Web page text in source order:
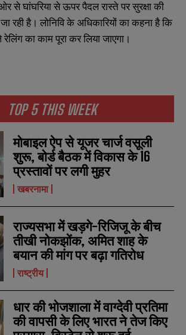
TOP 5 THIS WEEK
मोबाइल ऐप से यूजर चार्ज वसूली
शुरू, बोर्ड बैठक में विकास के 16
प्रस्तावों पर लगी मुहर
खबरनामा
राज्यसभा में खड़गे-रिजिजू के बीच
तीखी नोकझोंक, अमित शाह के
बयान की मांग पर बढ़ा गतिरोध
राष्ट्रीय
धार की भोजशाला में वाग्देवी प्रतिमा
की वापसी के लिए भारत ने तेज किए
से घांघरिया से ऊपर पैदल रास्ते पर सुरक्षा की
रही है। लोनिवि के अधिकारियों का कहना है कि
का काम पूरा कर लिया जाएगा।